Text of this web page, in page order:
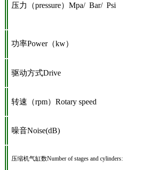
压力（pressure）Mpa/ Bar/ Psi
功率Power（kw）
驱动方式Drive
转速（rpm）Rotary speed
噪音Noise(dB)
压缩机气缸数Number of stages and cylinders: